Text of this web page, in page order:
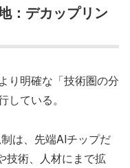
：デカップリン
り明確な「技術圏の分
ている。
は、先端AIチップだ
技術、人材にまで拡